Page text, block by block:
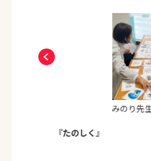
ご家庭と教室が一つのチームとなり
お子さまが安心して挑戦できる環
ています。
一人ひとりが笑顔で学び、自分ら
これからも全力でサポートしてま
みのり先
『たのしく』